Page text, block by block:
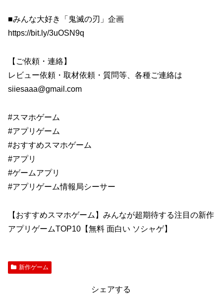
■みんな大好き「鬼滅の刃」企画
https://bit.ly/3uOSN9q
【ご依頼・連絡】
レビュー依頼・取材依頼・質問等、各種ご連絡は
siiesaaa@gmail.com
#スマホゲーム
#アプリゲーム
#おすすめスマホゲーム
#アプリ
#ゲームアプリ
#アプリゲーム情報局シーサー
【おすすめスマホゲーム】みんなが超期待する注目の新作
アプリゲームTOP10【無料 面白い ソシャゲ】
新作ゲーム
シェアする